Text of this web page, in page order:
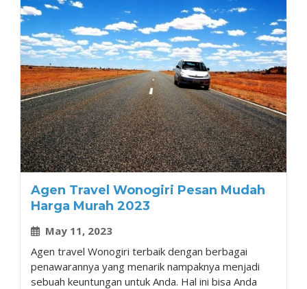
Agen Travel Wonogiri Pesan Mudah
Harga Murah 2023
May 11, 2023
Agen travel Wonogiri terbaik dengan berbagai
penawarannya yang menarik nampaknya menjadi
sebuah keuntungan untuk Anda. Hal ini bisa Anda